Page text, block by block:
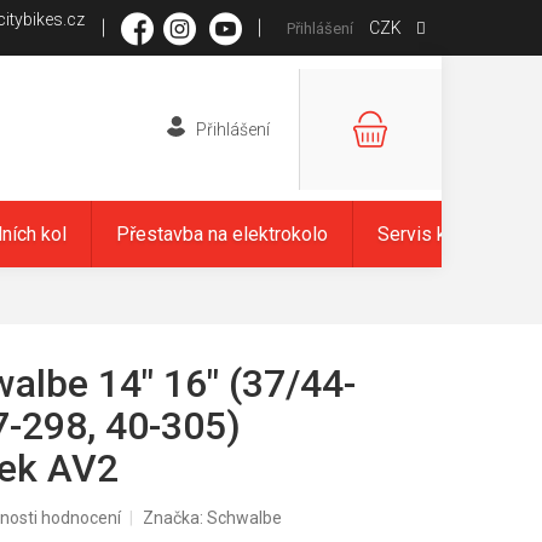
CZK
Přihlášení
NÁKUPNÍ
kol Přestavba na elektrokolo Servis kol
14" 16" (37/44-
298, 40-305)
AV2
hodnocení Značka: Schwalbe